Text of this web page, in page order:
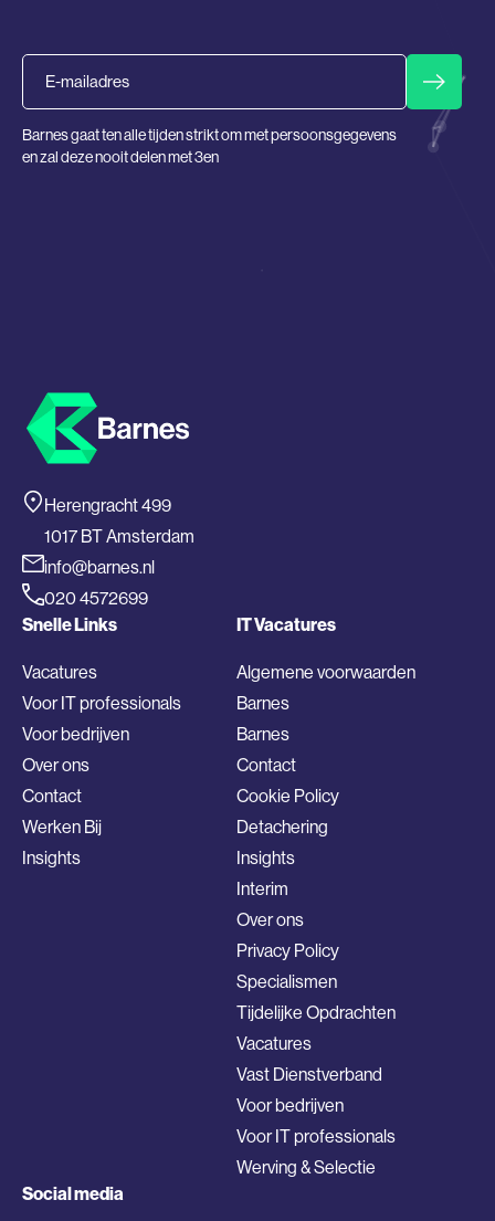
Barnes gaat ten alle tijden strikt om met persoonsgegevens
en zal deze nooit delen met 3en
Herengracht 499
1017 BT Amsterdam
info@barnes.nl
020 4572699
Snelle Links
Vacatures
Voor IT professionals
Voor bedrijven
Over ons
Contact
Werken Bij
Insights
IT Vacatures
Algemene voorwaarden
Barnes
Barnes
Contact
Cookie Policy
Detachering
Insights
Interim
Over ons
Privacy Policy
Specialismen
Tijdelijke Opdrachten
Vacatures
Vast Dienstverband
Voor bedrijven
Voor IT professionals
Werving & Selectie
Social media